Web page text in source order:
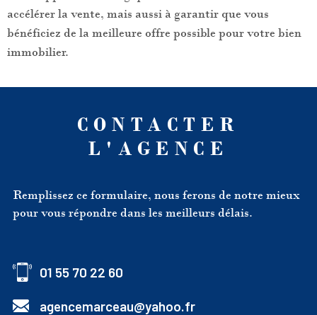
accélérer la vente, mais aussi à garantir que vous
bénéficiez de la meilleure offre possible pour votre bien
immobilier.
CONTACTER
L'AGENCE
Remplissez ce formulaire, nous ferons de notre mieux
pour vous répondre dans les meilleurs délais.
01 55 70 22 60
agencemarceau@yahoo.fr